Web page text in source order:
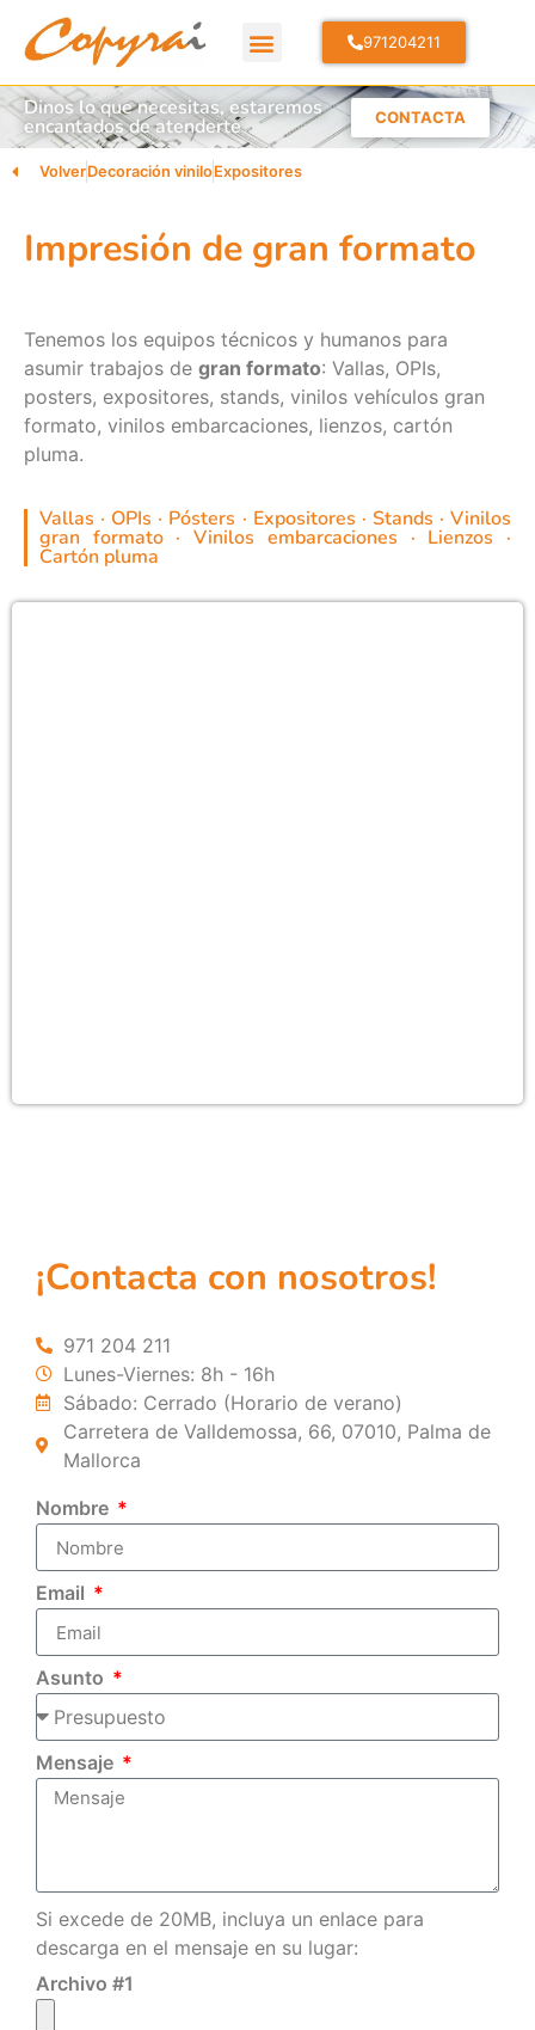
971204211
Dinos lo que necesitas, estaremos
encantados de atenderte CONTACTA
VolverDecoración viniloExpositores
Impresión de gran formato
Tenemos los equipos técnicos y humanos para
asumir trabajos de gran formato: Vallas, OPIs,
posters, expositores, stands, vinilos vehículos gran
formato, vinilos embarcaciones, lienzos, cartón
pluma.
Vallas · OPIs · Pósters · Expositores · Stands · Vinilos
gran formato · Vinilos embarcaciones · Lienzos ·
Cartón pluma
¡Contacta con nosotros!
971 204 211
Lunes-Viernes: 8h - 16h
Sábado: Cerrado (Horario de verano)
Carretera de Valldemossa, 66, 07010, Palma de
Mallorca
Nombre
Email
Asunto
Mensaje
Si excede de 20MB, incluya un enlace para
descarga en el mensaje en su lugar:
Archivo #1